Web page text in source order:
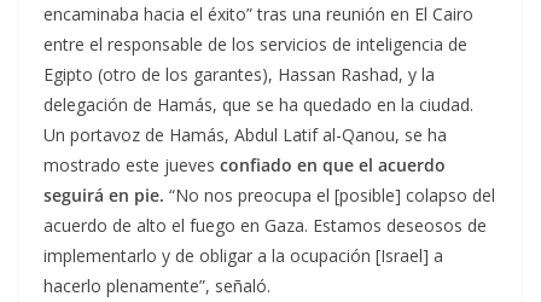
encaminaba hacia el éxito” tras una reunión en El Cairo
entre el responsable de los servicios de inteligencia de
Egipto (otro de los garantes), Hassan Rashad, y la
delegación de Hamás, que se ha quedado en la ciudad.
Un portavoz de Hamás, Abdul Latif al-Qanou, se ha
mostrado este jueves confiado en que el acuerdo
seguirá en pie. “No nos preocupa el [posible] colapso del
acuerdo de alto el fuego en Gaza. Estamos deseosos de
implementarlo y de obligar a la ocupación [Israel] a
hacerlo plenamente”, señaló.